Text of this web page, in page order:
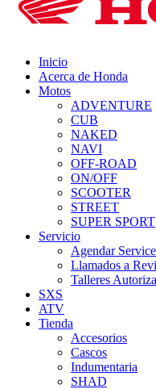
Inicio
Acerca de Honda
Motos
ADVENTURE
CUB
NAKED
NAVI
OFF-ROAD
ON/OFF
SCOOTER
STREET
SUPER SPORT
Servicio
Agendar Service
Llamados a
Talleres
SXS
ATV
Tienda
Accesorios
Cascos
Indumentaria
SHAD